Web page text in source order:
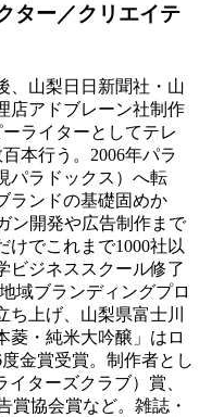
ター／クリエイテ
、山梨日日新聞社・山
店アドブレーン社制作
ライターとしてテレ
本行う。2006年パラ
パラドックス）へ転
ランドの基礎固めか
ン開発や広告制作まで
けでこれまで1000社以
ビジネススクール修了
域ブランディングプロ
上げ、山梨県富士川
菱・純米大吟醸」はロ
金賞受賞。制作者とし
ターズクラブ）賞、
賞協会賞など。雑誌・